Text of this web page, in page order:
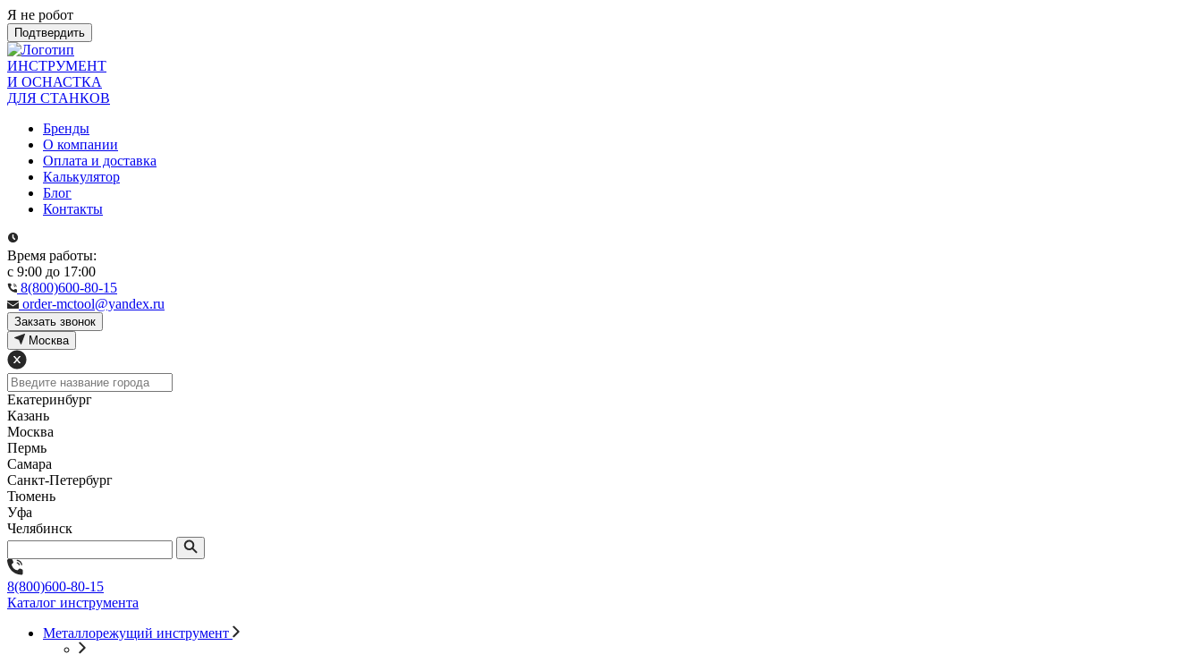
Я не робот
Подтвердить
ИНСТРУМЕНТ
И ОСНАСТКА
ДЛЯ СТАНКОВ
Бренды
О компании
Оплата и доставка
Калькулятор
Блог
Контакты
Время работы:
с 9:00 до 17:00
8(800)600-80-15
order-mctool@yandex.ru
Закзать звонок
Москва
Екатеринбург
Казань
Москва
Пермь
Самара
Санкт-Петербург
Тюмень
Уфа
Челябинск
8(800)600-80-15
Каталог инструмента
Металлорежущий инструмент